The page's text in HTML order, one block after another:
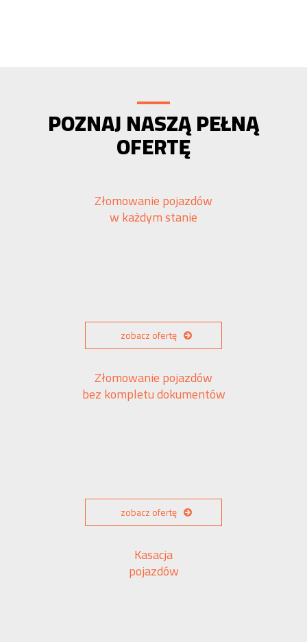
POZNAJ NASZĄ PEŁNĄ
OFERTĘ
Złomowanie pojazdów
w każdym stanie
zobacz ofertę
Złomowanie pojazdów
bez kompletu dokumentów
zobacz ofertę
Kasacja
pojazdów